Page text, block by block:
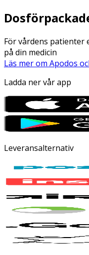
För vårdens patienter
på din medicin
Läs mer om Apodos
Ladda ner vår app
Leveransalternativ